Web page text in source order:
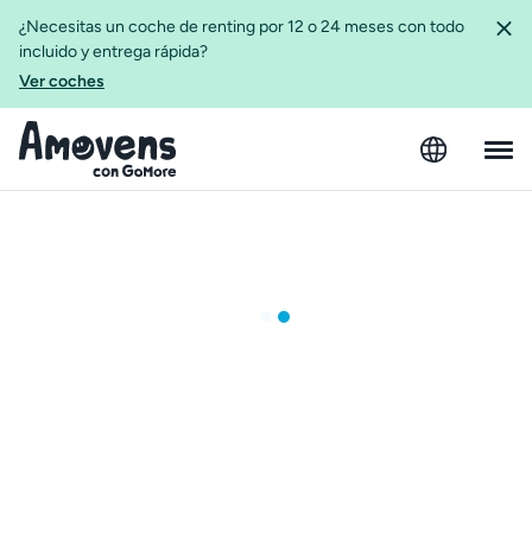
¿Necesitas un coche de renting por 12 o 24 meses con todo
incluido y entrega rápida?
Ver coches